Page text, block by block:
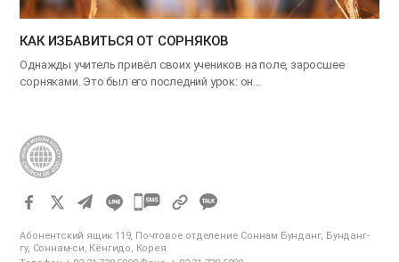
КАК ИЗБАВИТЬСЯ ОТ СОРНЯКОВ
Однажды учитель привёл своих учеников на поле, заросшее
сорняками. Это был его последний урок: он…
카
오
Абонентский ящик 119, Почтовое отделение Соннам Бунданг, Бунданг-
гу, Соннам-си, Кёнгидо, Корея